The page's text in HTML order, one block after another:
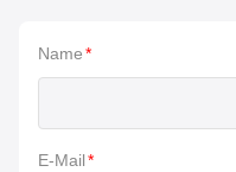
Name*
E-Mail*